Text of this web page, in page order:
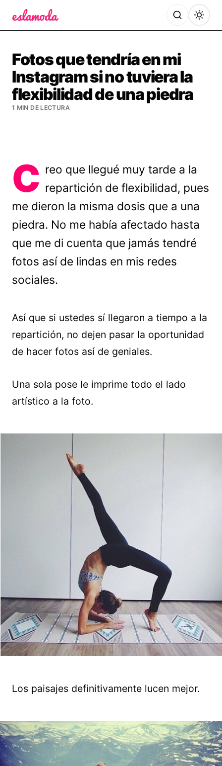
Fotos que tendría en mi
Instagram si no tuviera la
flexibilidad de una piedra
1 MIN DE LECTURA
C reo que llegué muy tarde a la
repartición de flexibilidad, pues
me dieron la misma dosis que a una
piedra. No me había afectado hasta
que me di cuenta que jamás tendré
fotos así de lindas en mis redes
sociales.
Así que si ustedes sí llegaron a tiempo a la
repartición, no dejen pasar la oportunidad
de hacer fotos así de geniales.
Una sola pose le imprime todo el lado
artístico a la foto.
Los paisajes definitivamente lucen mejor.